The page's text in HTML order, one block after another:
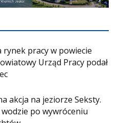
rynek pracy w powiecie
Urząd Pracy podał
akcja na jeziorze Seksty.
po wywróceniu